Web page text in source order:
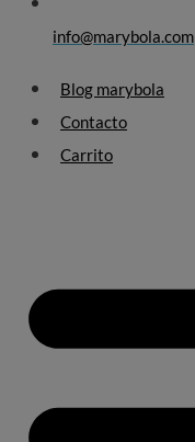
info@marybola.com
Blog marybola
Contacto
Carrito